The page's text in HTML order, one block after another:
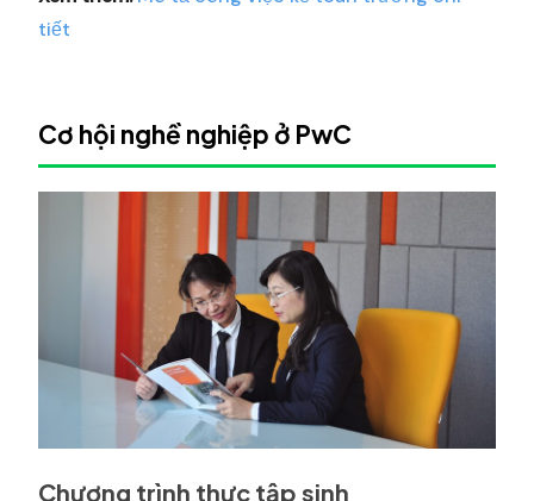
tiết
Cơ hội nghề nghiệp ở PwC
Chương trình thực tập sinh